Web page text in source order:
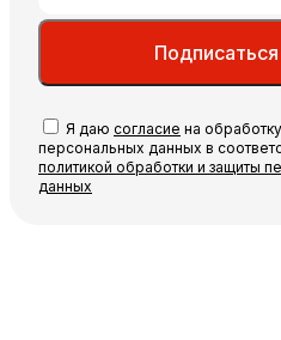
Подписаться
Я даю согласие на
персональных данных в
политикой обработки и защиты
данных